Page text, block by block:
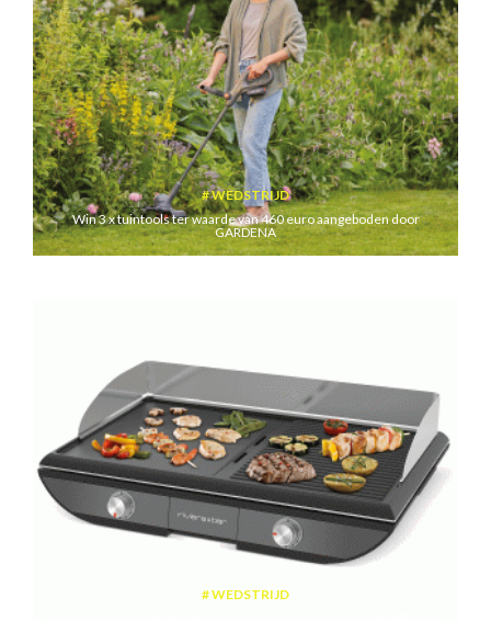
WEDSTRIJD
Win 3 x tuintools ter waarde van 460 euro aangeboden door
GARDENA
WEDSTRIJD